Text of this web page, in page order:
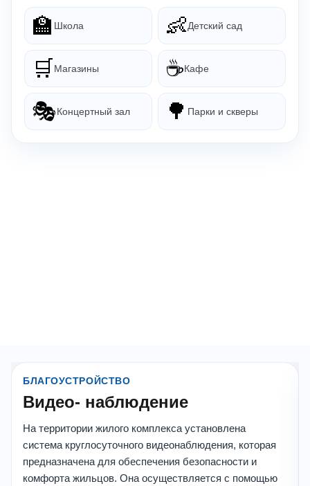
🏫 Школа 👶Детский сад
🛒 Магазины ☕Кафе
🎭Концертный зал 🌳 Парки и скверы
БЛАГОУСТРОЙСТВО
Видео- наблюдение
На территории жилого комплекса установлена
система круглосуточного видеонаблюдения, которая
предназначена для обеспечения безопасности и
комфорта жильцов. Она осуществляется с помощью